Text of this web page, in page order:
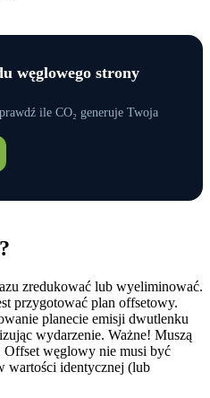
węglowego strony
ile CO₂ generuje Twoja
zredukować lub wyeliminować.
przygotować plan offsetowy.
planecie emisji dwutlenku
wydarzenie. Ważne! Muszą
węglowy nie musi być
wartości identycznej (lub